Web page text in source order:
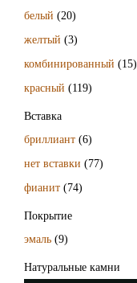
белый (20)
желтый (3)
комбинированный (15)
красный (119)
Вставка
бриллиант (6)
нет вставки (77)
фианит (74)
Покрытие
эмаль (9)
Натуральные камни